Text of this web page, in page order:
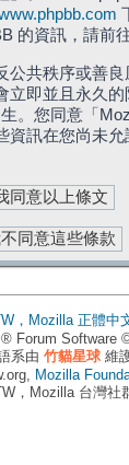
的資訊，請前往
共秩序或善
即並且永久
。您同意「
訊在您尚未
，Mozilla 正體中
® Forum Software
系由 竹貓星球維
Mozilla
，Mozilla 台灣社